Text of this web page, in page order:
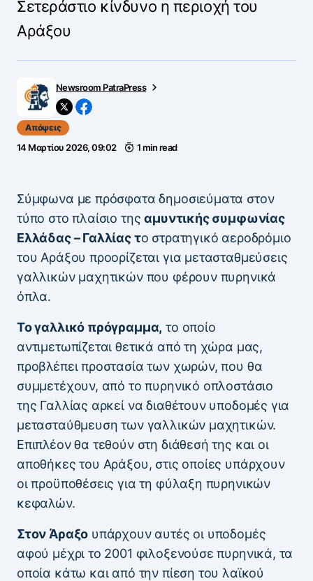
Σετεράστιο κίνδυνο η περιοχή του
Αράξου
Newsroom PatraPress
Απόψεις
14 Μαρτίου 2026, 09:02 1 min read
Σύμφωνα με πρόσφατα δημοσιεύματα στον
τύπο στο πλαίσιο τηςαμυντικής συμφωνίας
Ελλάδας – Γαλλίας το στρατηγικό αεροδρόμιο
του Αράξου προορίζεται για μετασταθμεύσεις
γαλλικών μαχητικών που φέρουν πυρηνικά
όπλα.
Το γαλλικό πρόγραμμα, το οποίο
αντιμετωπίζεται θετικά από τη χώρα μας,
προβλέπει προστασία των χωρών, που θα
συμμετέχουν, από το πυρηνικό οπλοστάσιο
της Γαλλίας αρκεί να διαθέτουν υποδομές για
μετασταύθμευση των γαλλικών μαχητικών.
Επιπλέον θα τεθούν στη διάθεσή της και οι
αποθήκες του Αράξου, στις οποίες υπάρχουν
οι προϋποθέσεις για τη φύλαξη πυρηνικών
κεφαλών.
Στον Άραξο υπάρχουν αυτές οι υποδομές
αφού μέχρι το 2001 φιλοξενούσε πυρηνικά, τα
οποία κάτω και από την πίεση του λαϊκού